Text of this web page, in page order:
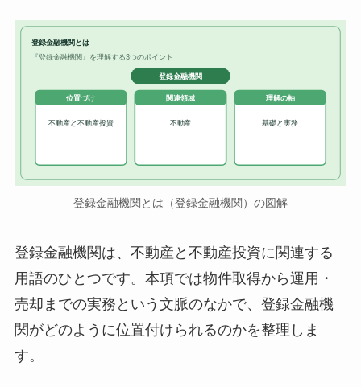
登録金融機関とは
『登録金融機関』を理解する3つのポイント
登録金融機関
位置づけ
不動産と不動産投資
関連領域
不動産
理解の軸
基礎と実務
登録金融機関とは（登録金融機関）の図解
登録金融機関は、不動産と不動産投資に関連する
用語のひとつです。本項では物件取得から運用・
売却までの実務という文脈のなかで、登録金融機
関がどのように位置付けられるのかを整理しま
す。